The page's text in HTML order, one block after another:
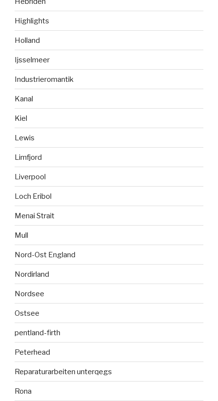
Highlights
Holland
Ijsselmeer
Industrieromantik
Kanal
Kiel
Lewis
Limfjord
Liverpool
Loch Eribol
Menai Strait
Mull
Nord-Ost England
Nordirland
Nordsee
Ostsee
pentland-firth
Peterhead
Reparaturarbeiten unterqegs
Rona